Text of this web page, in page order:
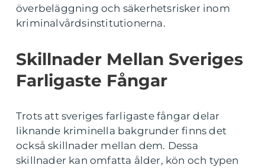
överbeläggning och säkerhetsrisker inom
kriminalvårdsinstitutionerna.
Skillnader Mellan Sveriges
Farligaste Fångar
Trots att sveriges farligaste fångar delar
liknande kriminella bakgrunder finns det
också skillnader mellan dem. Dessa
skillnader kan omfatta ålder, kön och typen